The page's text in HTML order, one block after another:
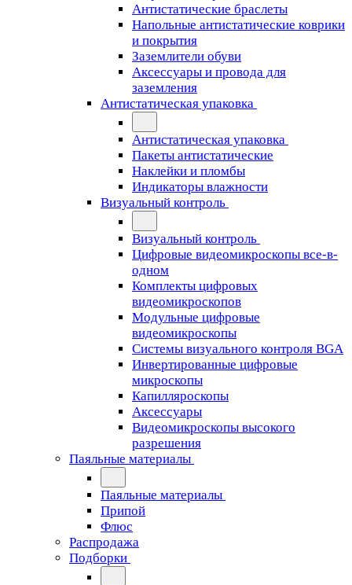
Антистатические браслеты
Напольные антистатические коврики
и покрытия
Заземлители обуви
Аксессуары и провода для
заземления
Антистатическая упаковка
Антистатическая упаковка
Пакеты антистатические
Наклейки и пломбы
Индикаторы влажности
Визуальный контроль
Визуальный контроль
Цифровые видеомикроскопы все-в-
одном
Комплекты цифровых
видеомикроскопов
Модульные цифровые
видеомикроскопы
Cистемы визуального контроля BGA
Инвертированные цифровые
микроскопы
Капилляроскопы
Аксессуары
Видеомикроскопы высокого
разрешения
Паяльные материалы
Паяльные материалы
Припой
Флюс
Распродажа
Подборки